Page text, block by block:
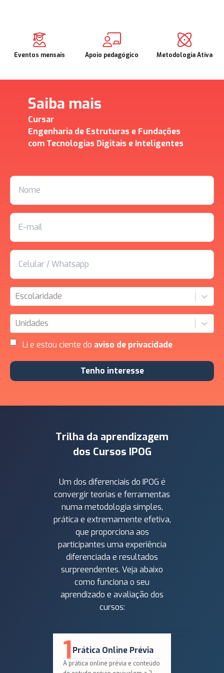
Eventos mensais Apoio pedagógico Metodologia Ativa
Saiba mais
Cursar
Engenharia de Estruturas e Fundações
com Tecnologias Digitais e Inteligentes
Escolaridade
Unidades
Li e estou ciente do aviso de privacidade
Tenho interesse
Trilha da aprendizagem
dos Cursos IPOG
Um dos diferenciais do IPOG é
convergir teorias e ferramentas
numa metodologia simples,
prática e extremamente efetiva,
que proporciona aos
participantes uma experiência
diferenciada e resultados
surpreendentes. Veja abaixo
como funciona o seu
aprendizado e avaliação dos
cursos:
1Prática Online Prévia
A prática online prévia e conteúdo